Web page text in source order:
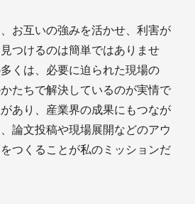
、お互いの強みを活かせ、利害が
つけるのは簡単ではありませ
くは、必要に迫られた現場の
たちで解決しているのが実情で
あり、産業界の成果にもつなが
論文投稿や現場展開などのアウ
つくることが私のミッションだ